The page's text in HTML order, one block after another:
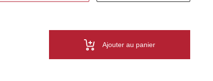
Ajouter au panier